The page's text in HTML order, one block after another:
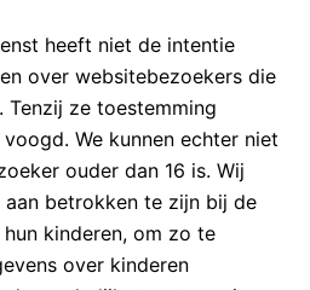
heeft niet de intentie
over websitebezoekers die
Tenzij ze toestemming
We kunnen echter niet
ouder dan 16 is. Wij
betrokken te zijn bij de
kinderen, om zo te
over kinderen